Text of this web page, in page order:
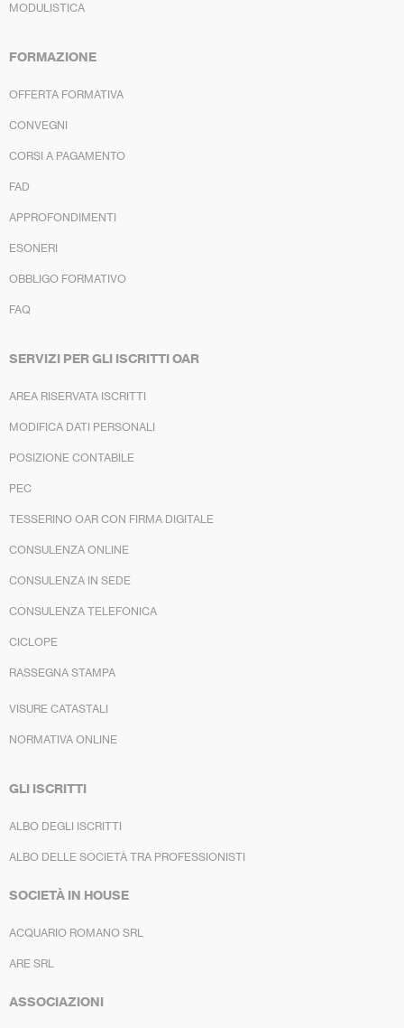
MODULISTICA
FORMAZIONE
OFFERTA FORMATIVA
CONVEGNI
CORSI A PAGAMENTO
FAD
APPROFONDIMENTI
ESONERI
OBBLIGO FORMATIVO
FAQ
SERVIZI PER GLI ISCRITTI OAR
AREA RISERVATA ISCRITTI
MODIFICA DATI PERSONALI
POSIZIONE CONTABILE
PEC
TESSERINO OAR CON FIRMA DIGITALE
CONSULENZA ONLINE
CONSULENZA IN SEDE
CONSULENZA TELEFONICA
CICLOPE
RASSEGNA STAMPA
VISURE CATASTALI
NORMATIVA ONLINE
GLI ISCRITTI
ALBO DEGLI ISCRITTI
ALBO DELLE SOCIETÀ TRA PROFESSIONISTI
SOCIETÀ IN HOUSE
ACQUARIO ROMANO SRL
ARE SRL
ASSOCIAZIONI